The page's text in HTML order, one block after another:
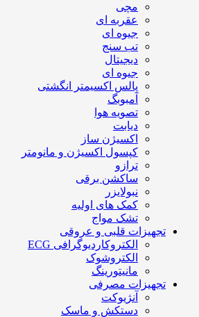
مچی
عقربه ای
جیوه ای
تب سنج
دیجیتال
جیوه ای
پالس اکسیمتر انگشتی
آمبوبگ
تصویه هوا
دیابت
اکسیژن ساز
کپسول اکسیژن و مانومتر
ترازو
ساکشن برقی
نبولایزر
کمک های اولیه
تشک مواج
تجهیزات قلبی و عروقی
الکتروکاردیوگرافی ECG
الکتروشوک
مانیتورینگ
تجهیزات مصرفی
آنژیوکت
دستکش و ماسک